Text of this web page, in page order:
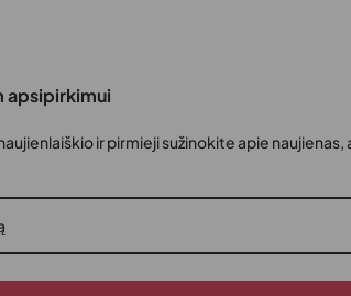
apsipirkimui
ir pirmieji sužinokite apie naujienas,